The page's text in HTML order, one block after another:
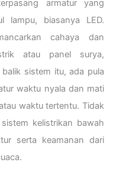
armatur yang
lampu, biasanya LED.
cahaya dan
atau panel surya,
sistem itu, ada pula
waktu nyala dan mati
waktu tertentu. Tidak
kelistrikan bawah
serta keamanan dari